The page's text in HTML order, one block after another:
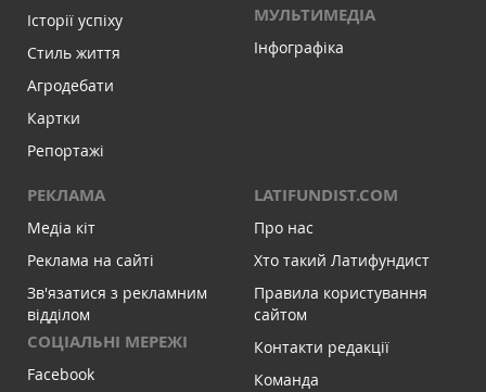
Історії успіху
Стиль життя
Агродебати
Картки
Репортажі
МУЛЬТИМЕДІА
Інфографіка
РЕКЛАМА
Медіа кіт
Реклама на сайті
Зв'язатися з рекламним
відділом
СОЦІАЛЬНІ МЕРЕЖІ
Facebook
LATIFUNDIST.COM
Про нас
Хто такий Латифундист
Правила користування
сайтом
Контакти редакції
Команда